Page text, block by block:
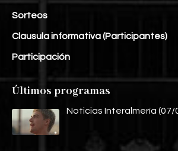
Sorteos
Clausula informativa (Participantes)
Participación
Últimos programas
Noticias Interalmería (07/